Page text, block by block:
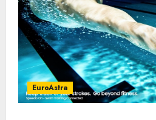
EuroAstra